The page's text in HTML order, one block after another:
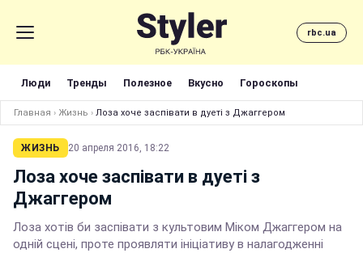
rbc.ua
Люди Тренды Полезное Вкусно Гороскопы
Главная › Жизнь › Лоза хоче заспівати в дуеті з Джаггером
ЖИЗНЬ 20 апреля 2016, 18:22
Лоза хоче заспівати в дуеті з
Джаггером
Лоза хотів би заспівати з культовим Міком Джаггером на
одній сцені, проте проявляти ініціативу в налагодженні